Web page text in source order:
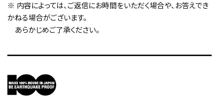
入会申込
プレスリリース
事業報告書・決済書等
会員専用
※ 内容によっては、ご返信にお時間をいただく場合や、お答えでき
かねる場合がございます。
あらかじめご了承ください。